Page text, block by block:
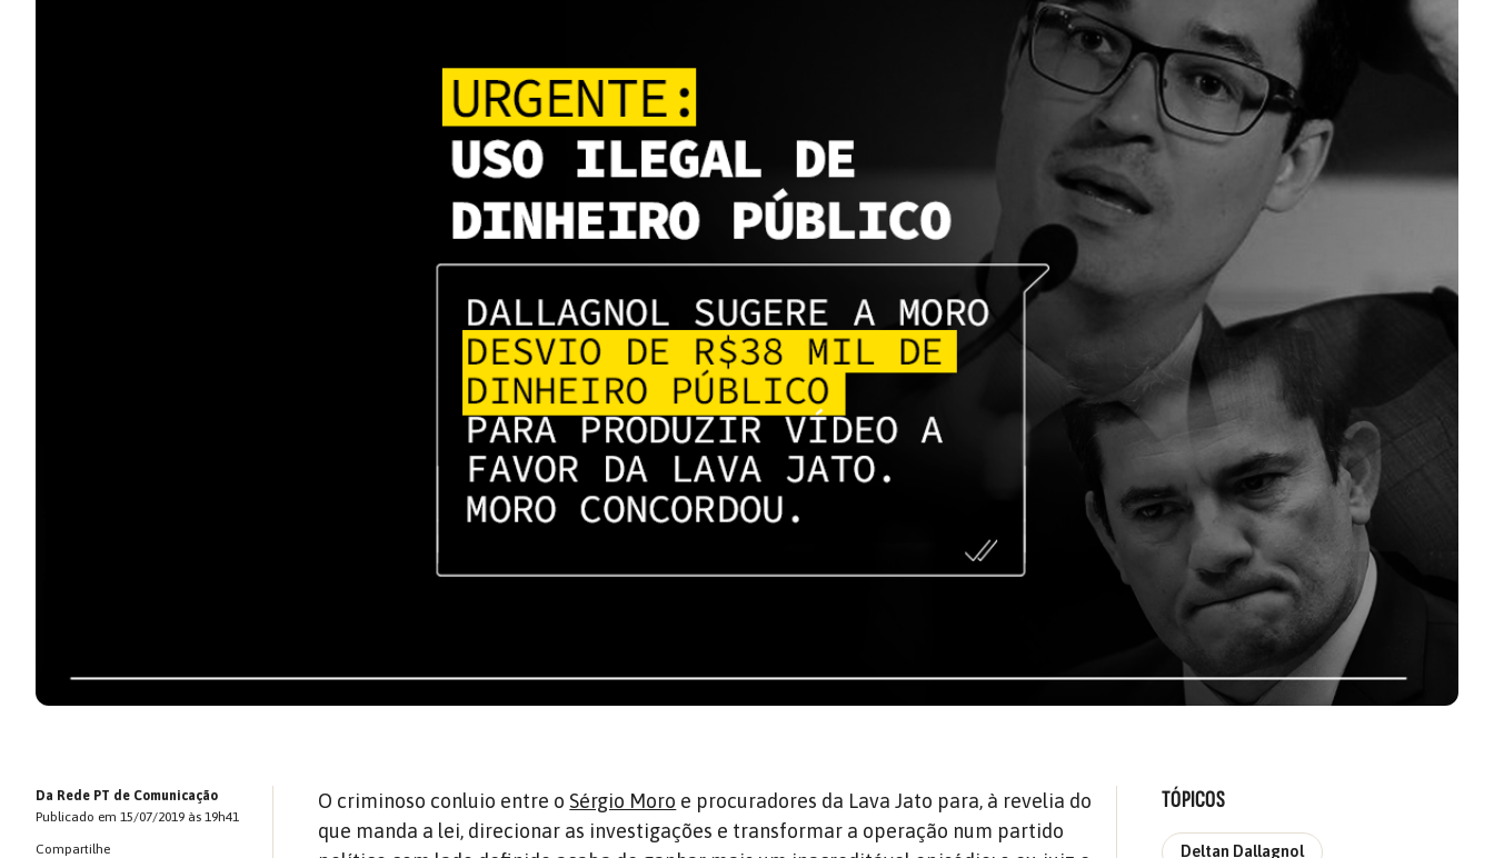
Da Rede PT de Comunicação
Publicado em 15/07/2019 às 19h41
Compartilhe
O criminoso conluio entre o Sérgio Moro e procuradores da Lava Jato para, à revelia do
que manda a lei, direcionar as investigações e transformar a operação num partido
TÓPICOS
Deltan Dallagnol